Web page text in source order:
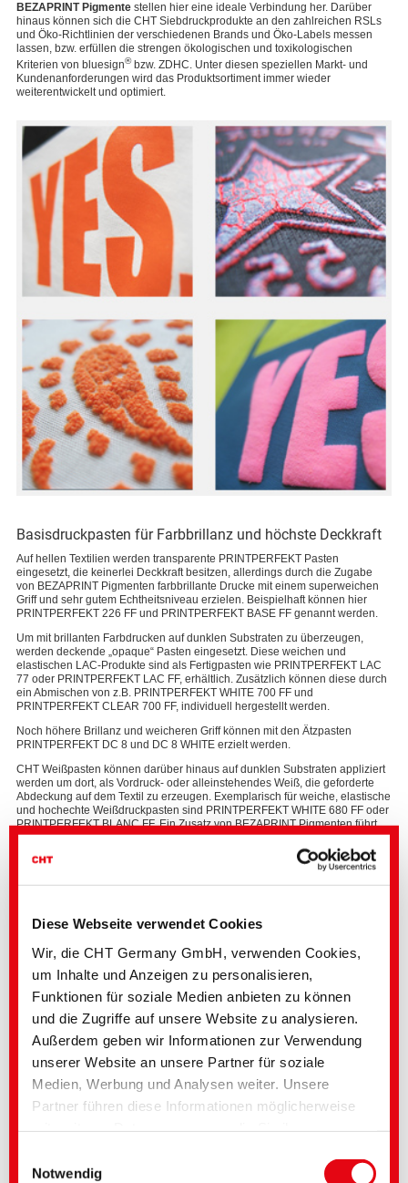
Diese Webseite verwendet Cookies
Wir, die CHT Germany GmbH, verwenden Cookies,
um Inhalte und Anzeigen zu personalisieren,
Funktionen für soziale Medien anbieten zu können
und die Zugriffe auf unsere Website zu analysieren.
Außerdem geben wir Informationen zur Verwendung
unserer Website an unsere Partner für soziale
Medien, Werbung und Analysen weiter. Unsere
Partner führen diese Informationen möglicherweise
Nutzung der Dienste gesammelt wurden. Sie geben
Notwendig
BEZAPRINT Pigmente stellen hier eine ideale Verbindung her. Darüber
hinaus können sich die CHT Siebdruckprodukte an den zahlreichen RSLs
und Öko-Richtlinien der verschiedenen Brands und Öko-Labels messen
lassen, bzw. erfüllen die strengen ökologischen und toxikologischen
Kriterien von bluesign®bzw. ZDHC. Unter diesen speziellen Markt- und
Kundenanforderungen wird das Produktsortiment immer wieder
weiterentwickelt und optimiert.
Basisdruckpasten für Farbbrillanz und höchste Deckkraft
Auf hellen Textilien werden transparente PRINTPERFEKT Pasten
eingesetzt, die keinerlei Deckkraft besitzen, allerdings durch die Zugabe
von BEZAPRINT Pigmenten farbbrillante Drucke mit einem superweichen
Griff und sehr gutem Echtheitsniveau erzielen. Beispielhaft können hier
PRINTPERFEKT 226 FF und PRINTPERFEKT BASE FF genannt werden.
Um mit brillanten Farbdrucken auf dunklen Substraten zu überzeugen,
werden deckende „opaque“ Pasten eingesetzt. Diese weichen und
elastischen LAC-Produkte sind als Fertigpasten wie PRINTPERFEKT LAC
77 oder PRINTPERFEKT LAC FF, erhältlich. Zusätzlich können diese durch
ein Abmischen von z.B. PRINTPERFEKT WHITE 700 FF und
PRINTPERFEKT CLEAR 700 FF, individuell hergestellt werden.
Noch höhere Brillanz und weicheren Griff können mit den Ätzpasten
PRINTPERFEKT DC 8 und DC 8 WHITE erzielt werden.
CHT Weißpasten können darüber hinaus auf dunklen Substraten appliziert
werden um dort, als Vordruck- oder alleinstehendes Weiß, die geforderte
Abdeckung auf dem Textil zu erzeugen. Exemplarisch für weiche, elastische
und hochechte Weißdruckpasten sind PRINTPERFEKT WHITE 680 FF oder
PRINTPERFEKT BLANC FF. Ein Zusatz von BEZAPRINT Pigmenten führt
hier bei Bedarf zu einem pastellfarbenen Eindruck.
Mit dieser Vielfalt an Basispasten und den abgestimmten
bedienen.
Effektdruckpasten von Used Look bis hin zu Glamour
Neben den Basisdruckpasten machen Effektdruckpasten den modernen
Siebdruck abwechslungsreich und interessant. Auch für dieses Segment
sind die Pasten PRINTPERFEKT und TUBISCREEN bestens geeignet.
Hochwertige Vintage- und Used-Effekte können durch die Verwendung der
Produkte PRINTPERFEKT CRACK PRE sowie PRINTPERFEKT CRACK
BASE erzielt werden.
Auch der Glamour-Faktor kommt nicht zu kurz. Für den besonderen Glanz
sorgen TUBISCREEN GD-SILVER, PRINTPERFEKT GLOSS, TUBISCREEN
GD-G oder TUBIPERL SILVER FF im Metallic- und Glanzbereich für die
gewünschten Highlights.
hervorragend mit dem BEZAPRINT Pigmentsortiment kombinieren und
individuell variieren.